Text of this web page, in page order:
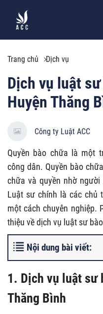
Trang chủ Dịch vụ
Dịch vụ luật
Huyện Thăng
Công ty Luật ACC
Quyền bào chữa là một
công dân. Quyền bào
chữa và quyền nhờ
Luật sư chính là các chủ
một cách chuyên nghiệp.
thiệu về dịch vụ luật sư
Nội dung bài viết:
1. Dịch vụ luật sư
Thăng Bình